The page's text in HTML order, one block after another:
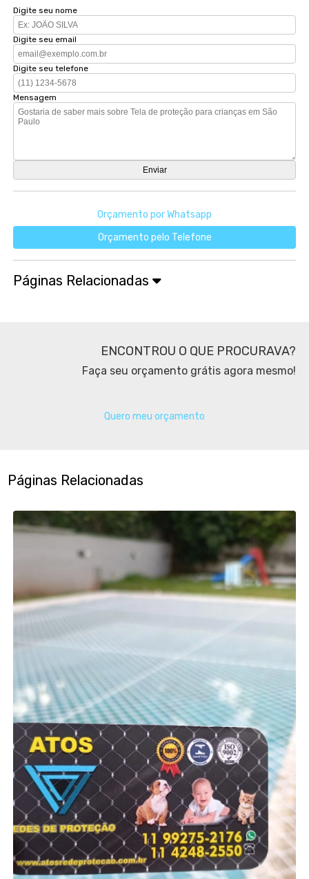
Digite seu nome
Digite seu email
Digite seu telefone
Mensagem
Orçamento por Whatsapp
Orçamento pelo Telefone
Páginas Relacionadas
ENCONTROU O QUE PROCURAVA?
Faça seu orçamento grátis agora mesmo!
Quero meu orçamento
Páginas Relacionadas